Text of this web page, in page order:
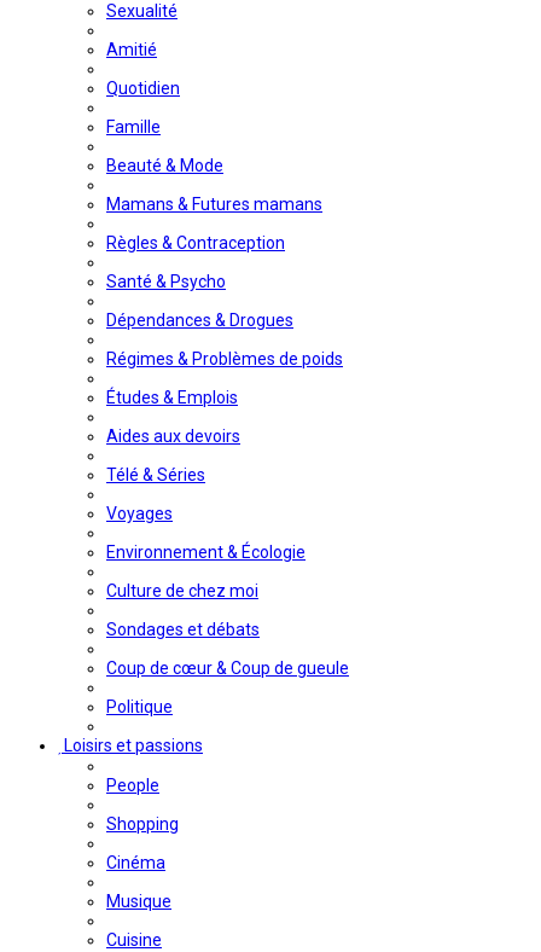
Sexualité
Amitié
Quotidien
Famille
Beauté & Mode
Mamans & Futures mamans
Règles & Contraception
Santé & Psycho
Dépendances & Drogues
Régimes & Problèmes de poids
Études & Emplois
Aides aux devoirs
Télé & Séries
Voyages
Environnement & Écologie
Culture de chez moi
Sondages et débats
Coup de cœur & Coup de gueule
Politique
Loisirs et passions
People
Shopping
Cinéma
Musique
Cuisine